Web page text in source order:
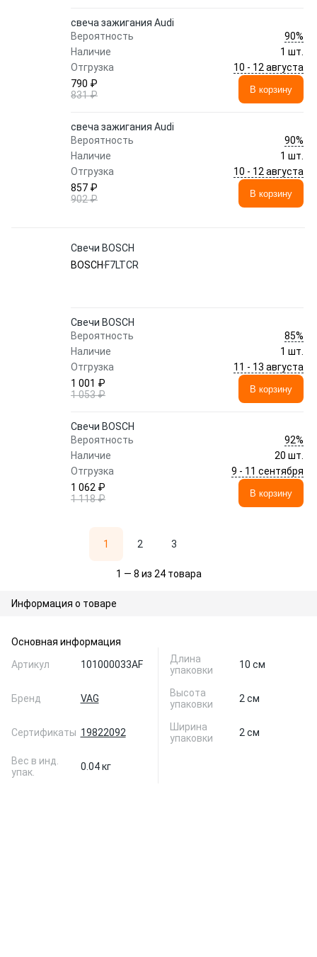
свеча зажигания Audi
Вероятность
90%
Наличие
1 шт.
Отгрузка
10 - 12 августа
790 ₽
831 ₽
В корзину
свеча зажигания Audi
Вероятность
90%
Наличие
1 шт.
Отгрузка
10 - 12 августа
857 ₽
902 ₽
В корзину
Свечи BOSCH
BOSCH F7LTCR
Свечи BOSCH
Вероятность
85%
Наличие
1 шт.
Отгрузка
11 - 13 августа
1 001 ₽
1 053 ₽
В корзину
Свечи BOSCH
Вероятность
92%
Наличие
20 шт.
Отгрузка
9 - 11 сентября
1 062 ₽
1 118 ₽
В корзину
1 2 3
1 — 8 из 24 товара
Информация о товаре
Основная информация
Артикул
101000033AF
Бренд VAG
Сертификаты 19822092
Вес в инд.
упак.
0.04 кг
Длина
упаковки
10 см
Высота
упаковки
2 см
Ширина
упаковки
2 см